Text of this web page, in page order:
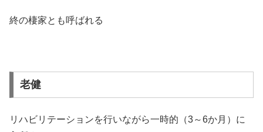
終の棲家とも呼ばれる
老健
リハビリテーションを行いながら一時的（3～6か月）に